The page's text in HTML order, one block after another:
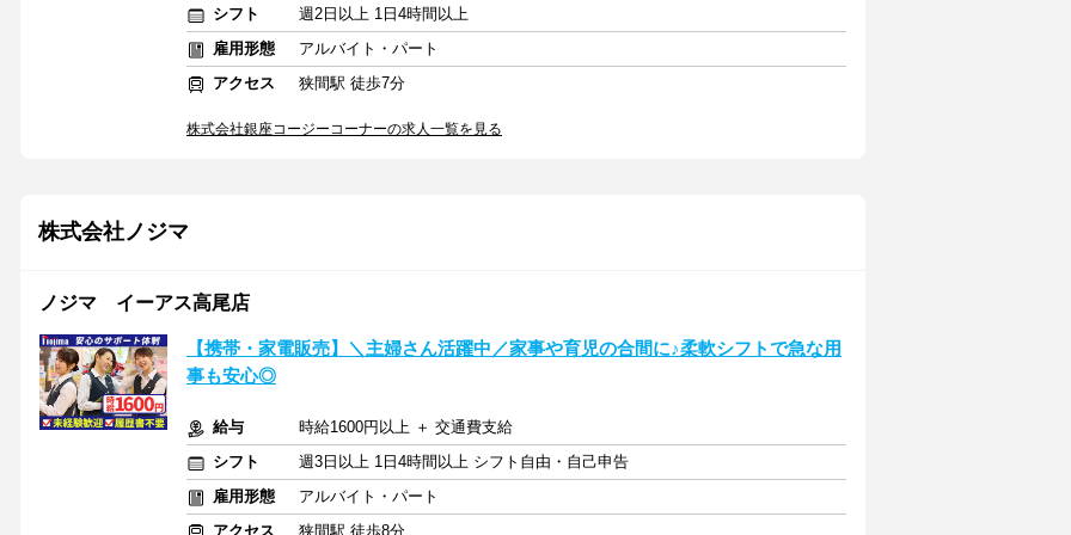
シフト
週2日以上 1日4時間以上
雇用形態
アルバイト・パート
アクセス
狭間駅 徒歩7分
株式会社銀座コージーコーナーの求人一覧を見る
株式会社ノジマ
ノジマ イーアス高尾店
【携帯・家電販売】＼主婦さん活躍中／家事や育児の合間に♪柔軟シフトで急な用
事も安心◎
給与
時給1600円以上 ＋ 交通費支給
シフト
週3日以上 1日4時間以上 シフト自由・自己申告
雇用形態
アルバイト・パート
アクセス
狭間駅 徒歩8分